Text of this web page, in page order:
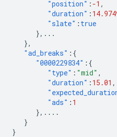
"position" : -1 ,
"duration" :
"slate" : true
}, ...
},
"ad_breaks" :{
"0000229834" :{
"type" : "mid" ,
"duration" : 15.01 ,
"ads" : 1
}, ....
}
}